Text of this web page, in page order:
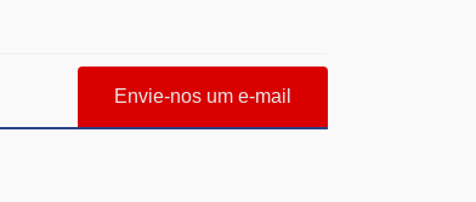
Envie-nos um e-mail